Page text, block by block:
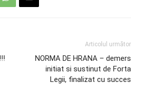
Articolul următor
NORMA DE HRANA – demers
initiat si sustinut de Forta
Legii, finalizat cu succes